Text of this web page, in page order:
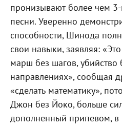
пронизывают более чем
песни. Уверенно
способности, Шинода
свои навыки, заявляя:
марш без шагов, убийство
направлениях», сообщая
«сделать математику»,
Джон без Йоко, больше
дополненный припевом, в